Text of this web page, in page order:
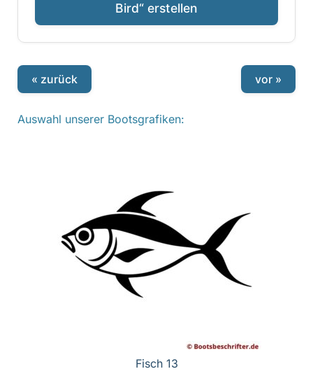
Bird“ erstellen
« zurück vor »
Auswahl unserer Bootsgrafiken:
Fisch 13